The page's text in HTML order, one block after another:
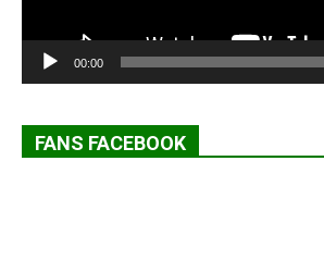
00:00
FANS FACEBOOK